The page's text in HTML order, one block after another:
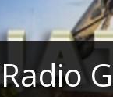
Radio